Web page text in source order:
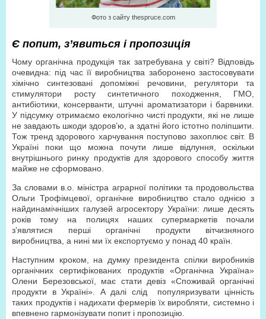
Фото з сайту thespruce.com
Є попит, з’явиться і пропозиція
Чому органічна продукція так затребувана у світі? Відповідь
очевидна: під час її виробництва заборонено застосовувати
хімічно синтезовані допоміжні речовини, регулятори та
стимулятори росту синтетичного походження, ГМО,
антибіотики, консерванти, штучні ароматизатори і барвники.
У підсумку отримаємо екологічно чисті продукти, які не лише
не завдають шкоди здоров’ю, а здатні його істотно поліпшити.
Тож тренд здорового харчування поступово захоплює світ. В
Україні поки що можна почути лише відлуння, оскільки
внутрішнього ринку продуктів для здорового способу життя
майже не сформовано.
За словами в.о. міністра аграрної політики та продовольства
Ольги Трофімцевої, органічне виробництво стало однією з
найдинамічніших галузей агросектору України: лише десять
років тому на полицях наших супермаркетів почали
з’являтися перші органічні продукти вітчизняного
виробництва, а нині ми їх експортуємо у понад 40 країн.
Наступним кроком, на думку президента спілки виробників
органічних сертифікованих продуктів «Органічна Україна»
Олени Березовської, має стати девіз «Споживай органічні
продукти в Україні». А далі слід популяризувати цінність
таких продуктів і надихати фермерів їх виробляти, системно і
впевнено гармонізувати попит і пропозицію.